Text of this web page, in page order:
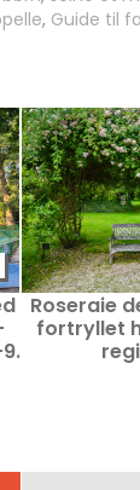
, Guide til
Roseraie
fortryllet